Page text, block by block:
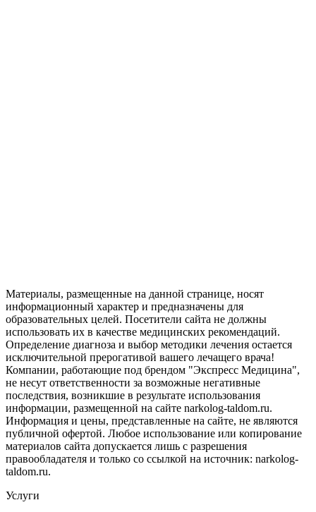
Материалы, размещенные на данной странице, носят
информационный характер и предназначены для
образовательных целей. Посетители сайта не должны
использовать их в качестве медицинских рекомендаций.
Определение диагноза и выбор методики лечения остается
исключительной прерогативой вашего лечащего врача!
Компании, работающие под брендом "Экспресс Медицина",
не несут ответственности за возможные негативные
последствия, возникшие в результате использования
информации, размещенной на сайте narkolog-taldom.ru.
Информация и цены, представленные на сайте, не являются
публичной офертой. Любое использование или копирование
материалов сайта допускается лишь с разрешения
правообладателя и только со ссылкой на источник: narkolog-
taldom.ru.
Услуги